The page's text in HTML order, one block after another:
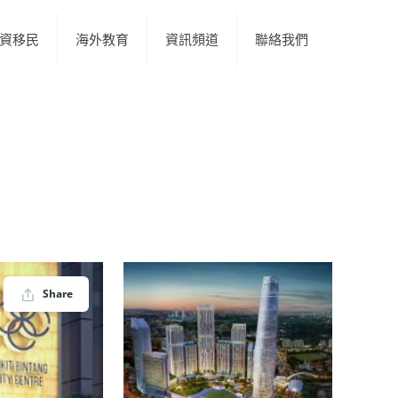
移民 海外教育 資訊頻道 聯絡我們
Share